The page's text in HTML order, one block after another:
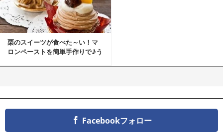
栗のスイーツが食べた～い！マ
ロンペーストを簡単手作りで♪う
Facebookフォロー